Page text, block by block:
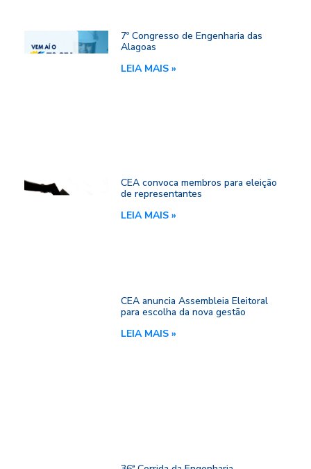
7º Congresso de Engenharia das
Alagoas
LEIA MAIS »
CEA convoca membros para eleição
de representantes
LEIA MAIS »
CEA anuncia Assembleia Eleitoral
para escolha da nova gestão
LEIA MAIS »